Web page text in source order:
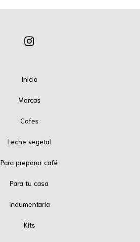
Inicio
Marcas
Cafes
Leche vegetal
Para preparar café
Para tu casa
Indumentaria
Kits